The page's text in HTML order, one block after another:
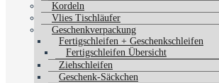
Kordeln
Vlies Tischläufer
Geschenkverpackung
Fertigschleifen + Geschenkschleifen
Fertigschleifen Übersicht
Ziehschleifen
Geschenk-Säckchen